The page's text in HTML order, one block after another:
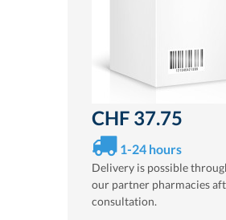
CHF 37.75
1-24 hours
Delivery is possible
our partner pharmacies
consultation.